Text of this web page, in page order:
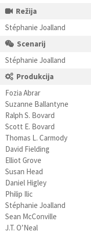
Režija
Stéphanie Joalland
Scenarij
Stéphanie Joalland
Produkcija
Fozia Abrar
Suzanne Ballantyne
Ralph S. Bovard
Scott E. Bovard
Thomas L. Carmody
David Fielding
Elliot Grove
Susan Head
Daniel Higley
Philip Ilic
Stéphanie Joalland
Sean McConville
J.T. O’Neal